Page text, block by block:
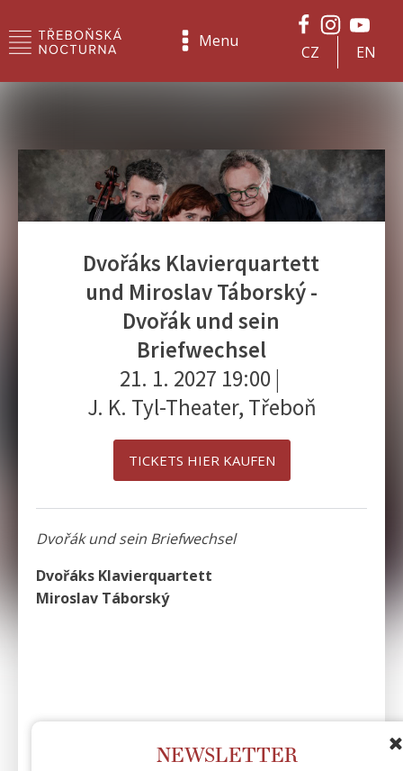
Menu
CZ EN
Dvořáks Klavierquartett
und Miroslav Táborský -
Dvořák und sein
Briefwechsel
21. 1. 2027 19:00 |
J. K. Tyl-Theater, Třeboň
TICKETS HIER KAUFEN
Dvořák und sein Briefwechsel
Dvořáks Klavierquartett
Miroslav Táborský
NEWSLETTER